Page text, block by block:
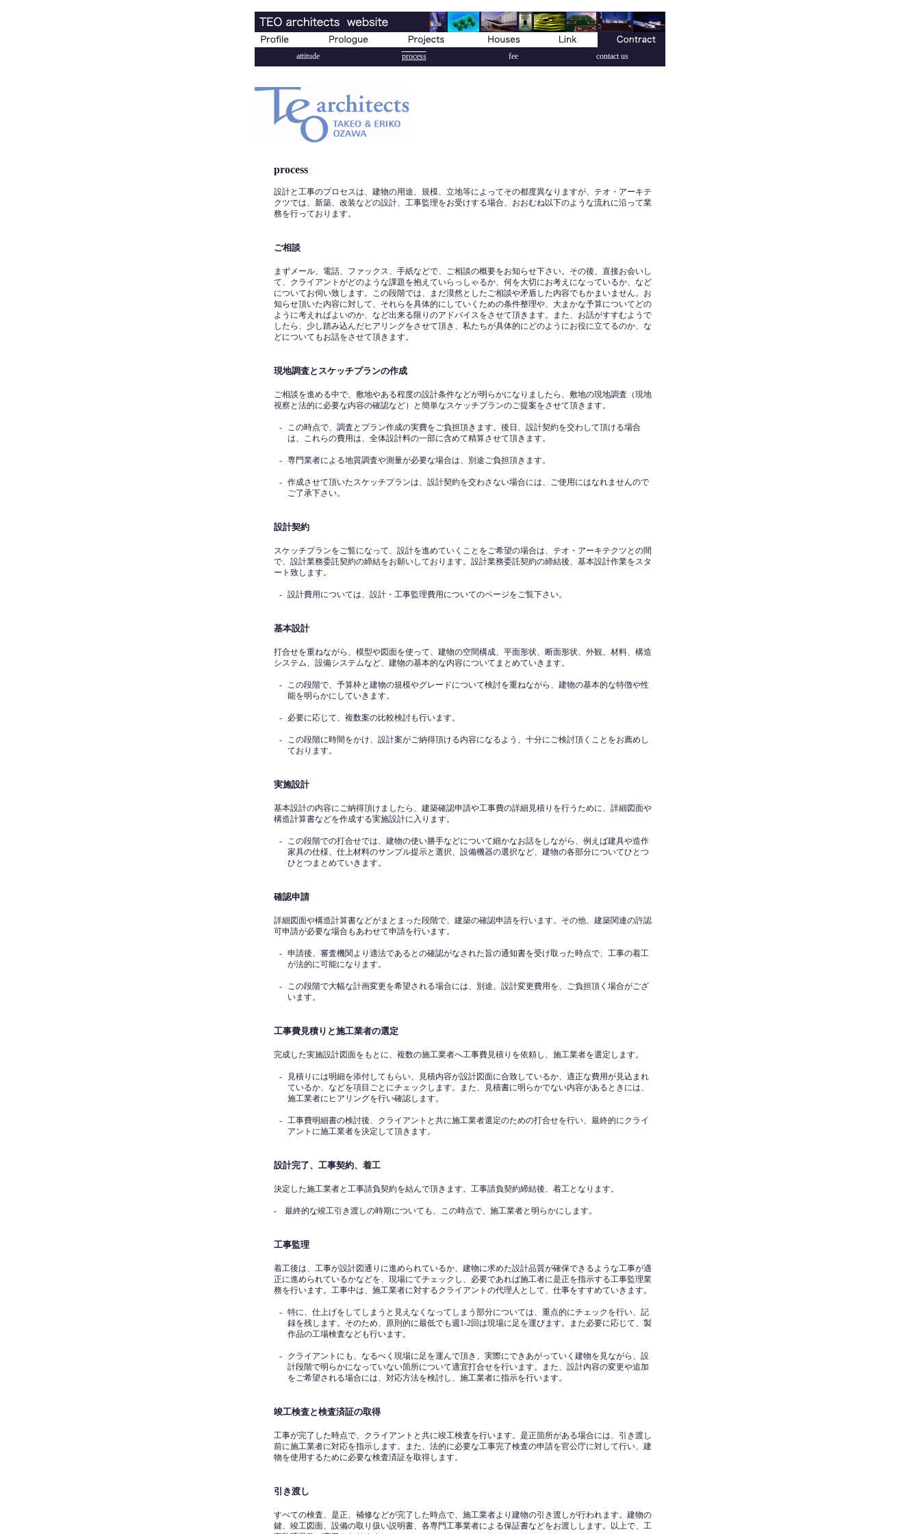
attitude process fee contact us
process
設計と工事のプロセスは、建物の用途、規模、立地等によってその都度異なりますが、テオ・アーキテ
クツでは、新築、改装などの設計、工事監理をお受けする場合、おおむね以下のような流れに沿って業
務を行っております。
ご相談
まずメール、電話、ファックス、手紙などで、ご相談の概要をお知らせ下さい。その後、直接お会いし
て、クライアントがどのような課題を抱えていらっしゃるか、何を大切にお考えになっているか、など
についてお伺い致します。この段階では、まだ漠然としたご相談や矛盾した内容でもかまいません。お
知らせ頂いた内容に対して、それらを具体的にしていくための条件整理や、大まかな予算についてどの
ように考えればよいのか、など出来る限りのアドバイスをさせて頂きます。また、お話がすすむようで
したら、少し踏み込んだヒアリングをさせて頂き、私たちが具体的にどのようにお役に立てるのか、な
どについてもお話をさせて頂きます。
現地調査とスケッチプランの作成
ご相談を進める中で、敷地やある程度の設計条件などが明らかになりましたら、敷地の現地調査（現地
視察と法的に必要な内容の確認など）と簡単なスケッチプランのご提案をさせて頂きます。
-
この時点で、調査とプラン作成の実費をご負担頂きます。後日、設計契約を交わして頂ける場合
は、これらの費用は、全体設計料の一部に含めて精算させて頂きます。
- 専門業者による地質調査や測量が必要な場合は、別途ご負担頂きます。
- 作成させて頂いたスケッチプランは、設計契約を交わさない場合には、ご使用にはなれませんので
ご了承下さい。
設計契約
スケッチプランをご覧になって、設計を進めていくことをご希望の場合は、テオ・アーキテクツとの間
で、設計業務委託契約の締結をお願いしております。設計業務委託契約の締結後、基本設計作業をスタ
ート致します。
- 設計費用については、設計・工事監理費用についてのページをご覧下さい。
基本設計
打合せを重ねながら、模型や図面を使って、建物の空間構成、平面形状、断面形状、外観、材料、構造
システム、設備システムなど、建物の基本的な内容についてまとめていきます。
-
この段階で、予算枠と建物の規模やグレードについて検討を重ねながら、建物の基本的な特徴や性
能を明らかにしていきます。
- 必要に応じて、複数案の比較検討も行います。
-
この段階に時間をかけ、設計案がご納得頂ける内容になるよう、十分にご検討頂くことをお薦めし
ております。
実施設計
基本設計の内容にご納得頂けましたら、建築確認申請や工事費の詳細見積りを行うために、詳細図面や
構造計算書などを作成する実施設計に入ります。
-
この段階での打合せでは、建物の使い勝手などについて細かなお話をしながら、例えば建具や造作
家具の仕様、仕上材料のサンプル提示と選択、設備機器の選択など、建物の各部分についてひとつ
ひとつまとめていきます。
確認申請
詳細図面や構造計算書などがまとまった段階で、建築の確認申請を行います。その他、建築関連の許認
可申請が必要な場合もあわせて申請を行います。
- 申請後、審査機関より適法であるとの確認がなされた旨の通知書を受け取った時点で、工事の着工
が法的に可能になります。
-
この段階で大幅な計画変更を希望される場合には、別途、設計変更費用を、ご負担頂く場合がござ
います。
工事費見積りと施工業者の選定
完成した実施設計図面をもとに、複数の施工業者へ工事費見積りを依頼し、施工業者を選定します。
-
見積りには明細を添付してもらい、見積内容が設計図面に合致しているか、適正な費用が見込まれ
ているか、などを項目ごとにチェックします。また、見積書に明らかでない内容があるときには、
施工業者にヒアリングを行い確認します。
- 工事費明細書の検討後、クライアントと共に施工業者選定のための打合せを行い、最終的にクライ
アントに施工業者を決定して頂きます。
設計完了、工事契約、着工
決定した施工業者と工事請負契約を結んで頂きます。工事請負契約締結後、着工となります。
- 最終的な竣工引き渡しの時期についても、この時点で、施工業者と明らかにします。
工事監理
着工後は、工事が設計図通りに進められているか、建物に求めた設計品質が確保できるような工事が適
正に進められているかなどを、現場にてチェックし、必要であれば施工者に是正を指示する工事監理業
務を行います。工事中は、施工業者に対するクライアントの代理人として、仕事をすすめていきます。
- 特に、仕上げをしてしまうと見えなくなってしまう部分については、重点的にチェックを行い、記
録を残します。そのため、原則的に最低でも週1-2回は現場に足を運びます。また必要に応じて、製
作品の工場検査なども行います。
-
クライアントにも、なるべく現場に足を運んで頂き、実際にできあがっていく建物を見ながら、設
計段階で明らかになっていない箇所について適宜打合せを行います。また、設計内容の変更や追加
をご希望される場合には、対応方法を検討し、施工業者に指示を行います。
竣工検査と検査済証の取得
工事が完了した時点で、クライアントと共に竣工検査を行います。是正箇所がある場合には、引き渡し
前に施工業者に対応を指示します。また、法的に必要な工事完了検査の申請を官公庁に対して行い、建
物を使用するために必要な検査済証を取得します。
引き渡し
すべての検査、是正、補修などが完了した時点で、施工業者より建物の引き渡しが行われます。建物の
鍵、竣工図面、設備の取り扱い説明書、各専門工事業者による保証書などをお渡しします。以上で、工